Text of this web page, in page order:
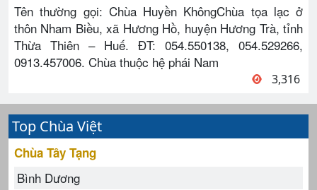
Tên thường gọi: Chùa Huyền KhôngChùa tọa lạc ở
thôn Nham Biều, xã Hương Hồ, huyện Hương Trà, tỉnh
Thừa Thiên – Huế. ĐT: 054.550138, 054.529266,
0913.457006. Chùa thuộc hệ phái Nam
3,316
Top Chùa Việt
Chùa Tây Tạng
Bình Dương